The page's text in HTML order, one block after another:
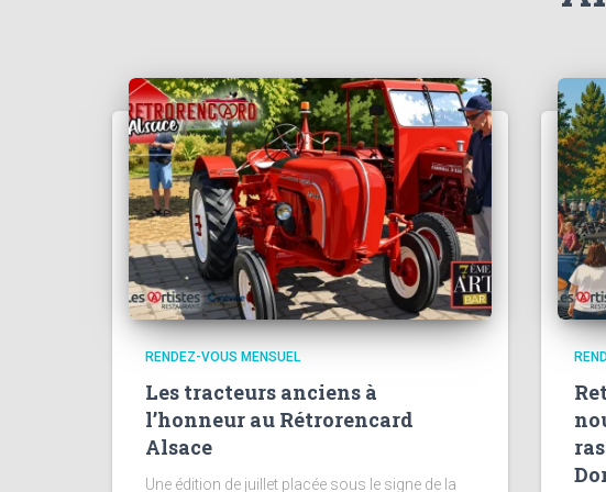
RENDEZ-VOUS MENSUEL
Les tracteurs anciens à
l’honneur au Rétrorencard
Alsace
Une édition de juillet placée sous le signe de la